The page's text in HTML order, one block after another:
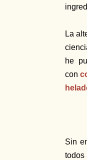
La
he
con
Sin
todos